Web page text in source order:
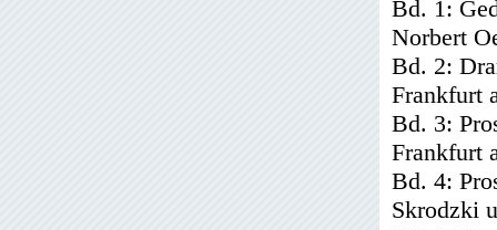
Bd. 1:
Norbert
Bd. 2:
Frankfurt
Bd. 3:
Frankfurt
Bd. 4:
Skrodzki